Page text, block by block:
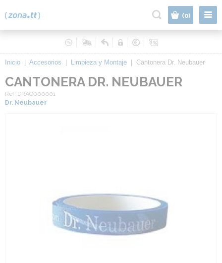
(0)
Inicio Accesorios Limpieza y Montaje Cantonera Dr. Neubauer
CANTONERA DR. NEUBAUER
Ref. DRAC000001
Dr. Neubauer